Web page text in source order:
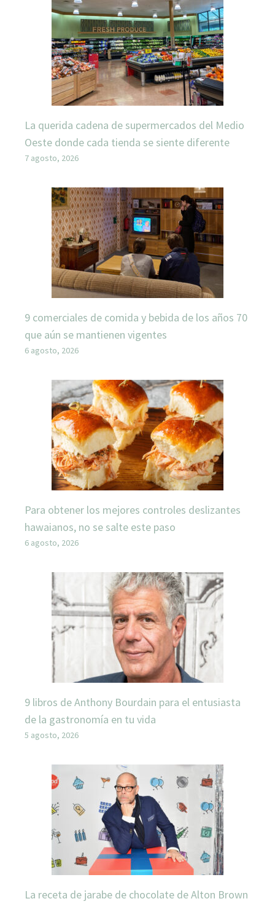
La querida cadena de supermercados del Medio
Oeste donde cada tienda se siente diferente
7 agosto, 2026
9 comerciales de comida y bebida de los años 70
que aún se mantienen vigentes
6 agosto, 2026
Para obtener los mejores controles deslizantes
hawaianos, no se salte este paso
6 agosto, 2026
9 libros de Anthony Bourdain para el entusiasta
de la gastronomía en tu vida
5 agosto, 2026
La receta de jarabe de chocolate de Alton Brown